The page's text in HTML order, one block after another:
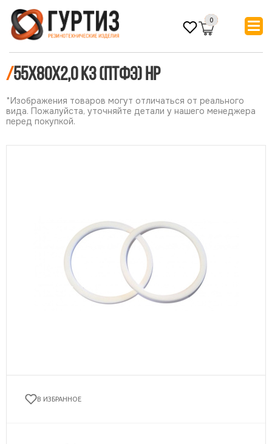
0
/55х80х2,0 КЗ (ПТФЭ) НР
*Изображения товаров могут отличаться от реального
вида. Пожалуйста, уточняйте детали у нашего менеджера
перед покупкой.
В ИЗБРАННОЕ